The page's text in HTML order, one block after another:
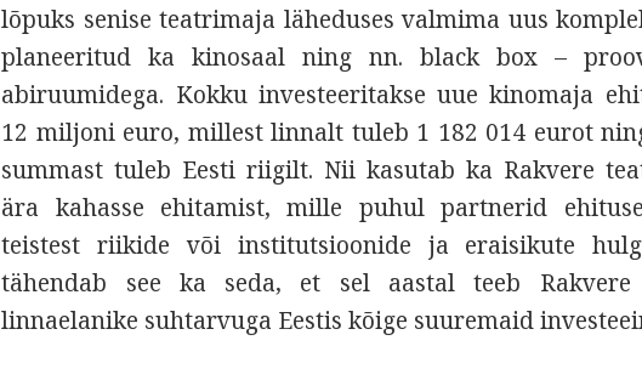
lõpuks senise teatrimaja läheduses valmima uus
planeeritud ka kinosaal ning nn. black box –
abiruumidega. Kokku investeeritakse uue kinomaja
12 miljoni euro, millest linnalt tuleb 1 182 014 eurot
summast tuleb Eesti riigilt. Nii kasutab ka Rakvere
ära kahasse ehitamist, mille puhul partnerid
teistest riikide või institutsioonide ja eraisikute
tähendab see ka seda, et sel aastal teeb Rakvere
linnaelanike suhtarvuga Eestis kõige suuremaid